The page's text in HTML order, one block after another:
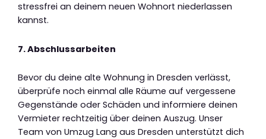
stressfrei an deinem neuen Wohnort niederlassen
kannst.
7. Abschlussarbeiten
Bevor du deine alte Wohnung in Dresden verlässt,
überprüfe noch einmal alle Räume auf vergessene
Gegenstände oder Schäden und informiere deinen
Vermieter rechtzeitig über deinen Auszug. Unser
Team von Umzug Lang aus Dresden unterstützt dich